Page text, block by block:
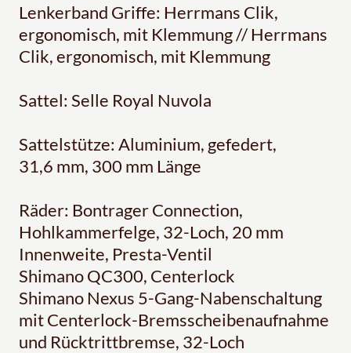
Lenkerband Griffe: Herrmans Clik,
ergonomisch, mit Klemmung // Herrmans
Clik, ergonomisch, mit Klemmung
Sattel: Selle Royal Nuvola
Sattelstütze: Aluminium, gefedert,
31,6 mm, 300 mm Länge
Räder: Bontrager Connection,
Hohlkammerfelge, 32-Loch, 20 mm
Innenweite, Presta-Ventil
Shimano QC300, Centerlock
Shimano Nexus 5-Gang-Nabenschaltung
mit Centerlock-Bremsscheibenaufnahme
und Rücktrittbremse, 32-Loch